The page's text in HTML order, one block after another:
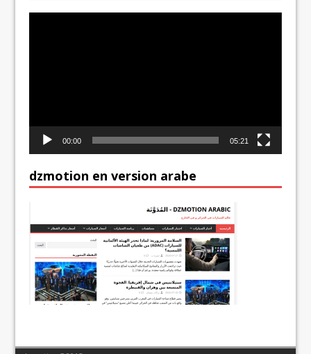
00:00 05:21
dzmotion en version arabe